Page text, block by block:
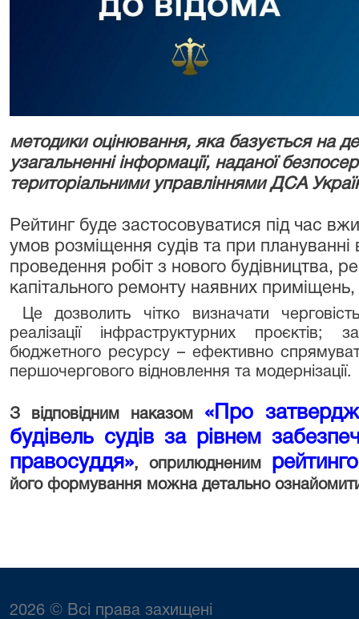
методики оцінювання, яка базується на
узагальненні інформації, наданої
територіальними управліннями ДСА
Рейтинг буде застосовуватися під час
умов розміщення судів та при плануванні
проведення робіт з нового будівництва,
капітального ремонту наявних
Це дозволить чітко визначати
реалізації інфраструктурних проєктів;
бюджетного ресурсу – ефективно
першочергового відновлення та модернізації.
З відповідним наказом «Про
будівель судів за рівнем
правосуддя», оприлюдненим
його формування можна детально
2026 © Всі права захищені